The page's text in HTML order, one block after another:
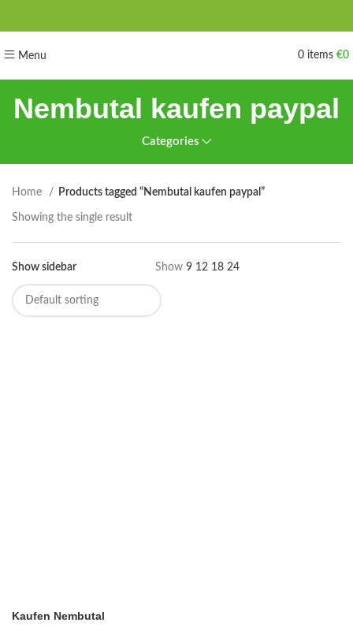
Menu 0 items €0
Nembutal kaufen paypal
Categories
Home Products tagged “Nembutal kaufen paypal”
Showing the single result
Show sidebar Show 9 12 18 24
Kaufen Nembutal